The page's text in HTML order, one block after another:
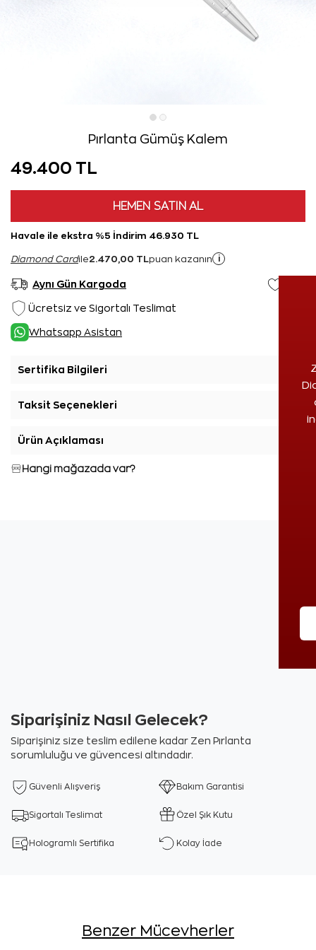
Pırlanta Gümüş Kalem
49.400 TL
HEMEN SATIN AL
Havale ile ekstra %5 İndirim 46.930 TL
Diamond Cardile2.470,00 TL puan kazanın i
Aynı Gün Kargoda
Ücretsiz ve Sigortalı Teslimat
Whatsapp Asistan
Sertifika Bilgileri
Taksit Seçenekleri
Ürün Açıklaması
Hangi mağazada var?
Siparişiniz Nasıl Gelecek?
Siparişiniz size teslim edilene kadar Zen Pırlanta
sorumluluğu ve güvencesi altındadır.
Güvenli Alışveriş Bakım Garantisi
Sigortalı Teslimat Özel Şık Kutu
Hologramlı Sertifika Kolay İade
Benzer Mücevherler